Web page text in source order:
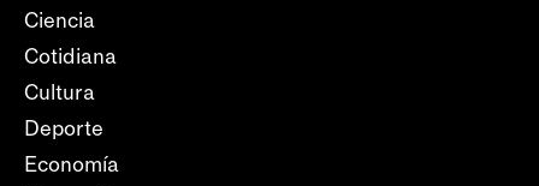
Ciencia
Cotidiana
Cultura
Deporte
Economía